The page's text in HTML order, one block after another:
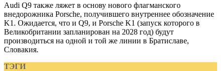
Audi Q9 также ляжет в основу нового флагманского
внедорожника Porsche, получившего внутреннее обозначение
K1. Ожидается, что и Q9, и Porsche K1 (запуск которого в
Великобритании запланирован на 2028 год) будут
производиться на одной и той же линии в Братиславе,
Словакия.
ТЭГИ